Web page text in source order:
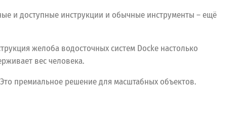
и доступные инструкции и обычные инструменты – ещё
желоба водосточных систем Docke настолько
вес человека.
Это премиальное решениедля масштабных объектов.